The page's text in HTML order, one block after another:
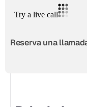
Reserva una